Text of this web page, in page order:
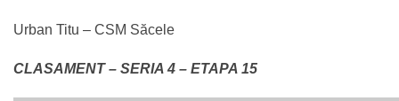
Urban Titu – CSM Săcele
CLASAMENT – SERIA 4 – ETAPA 15